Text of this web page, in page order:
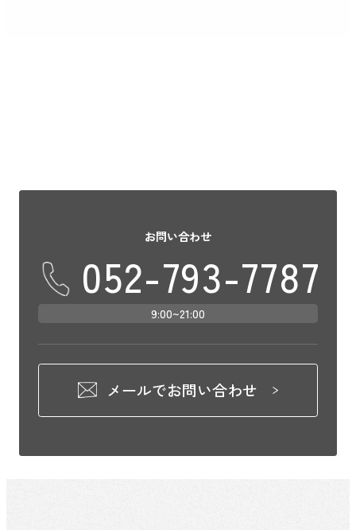
お問い合わせ
052-793-7787
9:00~21:00
メールでお問い合わせ